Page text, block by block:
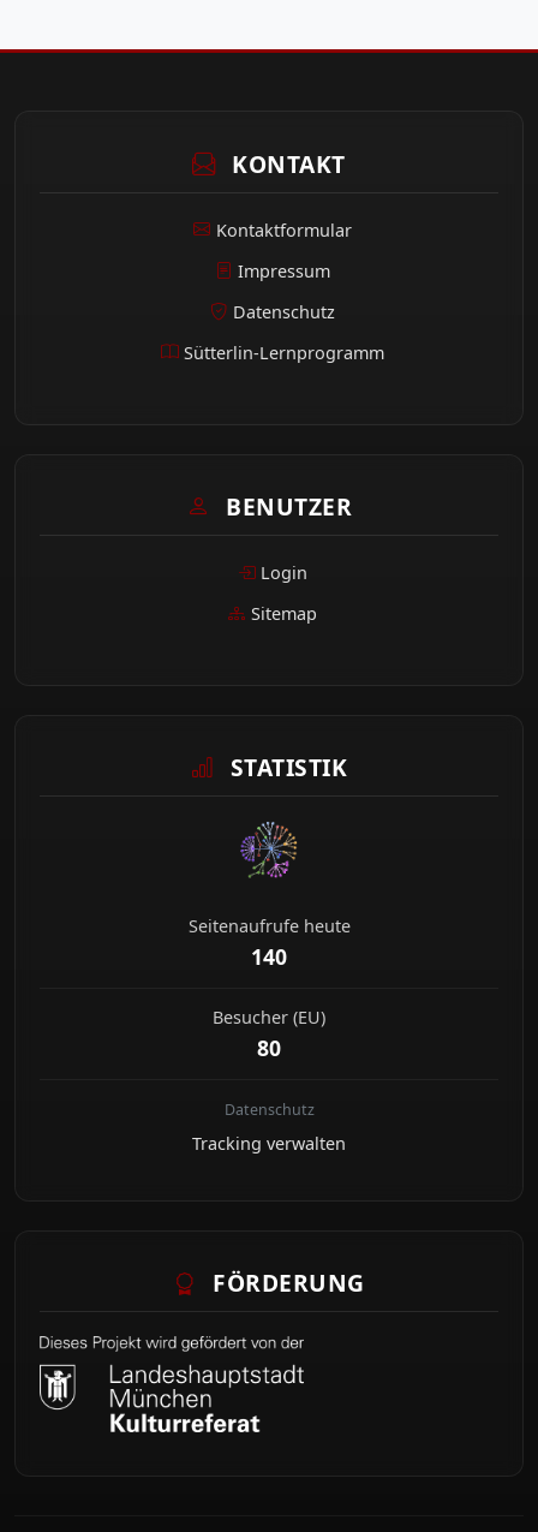
KONTAKT
Kontaktformular
Impressum
Datenschutz
Sütterlin-Lernprogramm
BENUTZER
Login
Sitemap
STATISTIK
Seitenaufrufe heute
140
Besucher (EU)
80
Datenschutz
Tracking verwalten
FÖRDERUNG